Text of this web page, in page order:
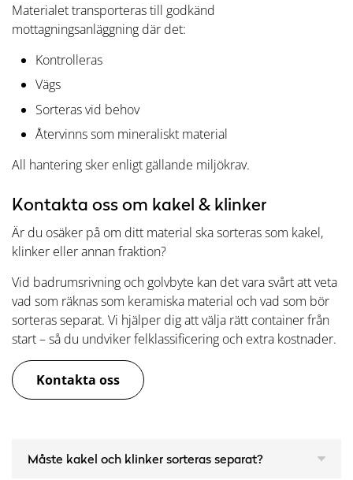
Materialet transporteras till godkänd
mottagningsanläggning där det:
Kontrolleras
Vägs
Sorteras vid behov
Återvinns som mineraliskt material
All hantering sker enligt gällande miljökrav.
Kontakta oss om kakel & klinker
Är du osäker på om ditt material ska sorteras som kakel,
klinker eller annan fraktion?
Vid badrumsrivning och golvbyte kan det vara svårt att veta
vad som räknas som keramiska material och vad som bör
sorteras separat. Vi hjälper dig att välja rätt container från
start – så du undviker felklassificering och extra kostnader.
Kontakta oss
Måste kakel och klinker sorteras separat?